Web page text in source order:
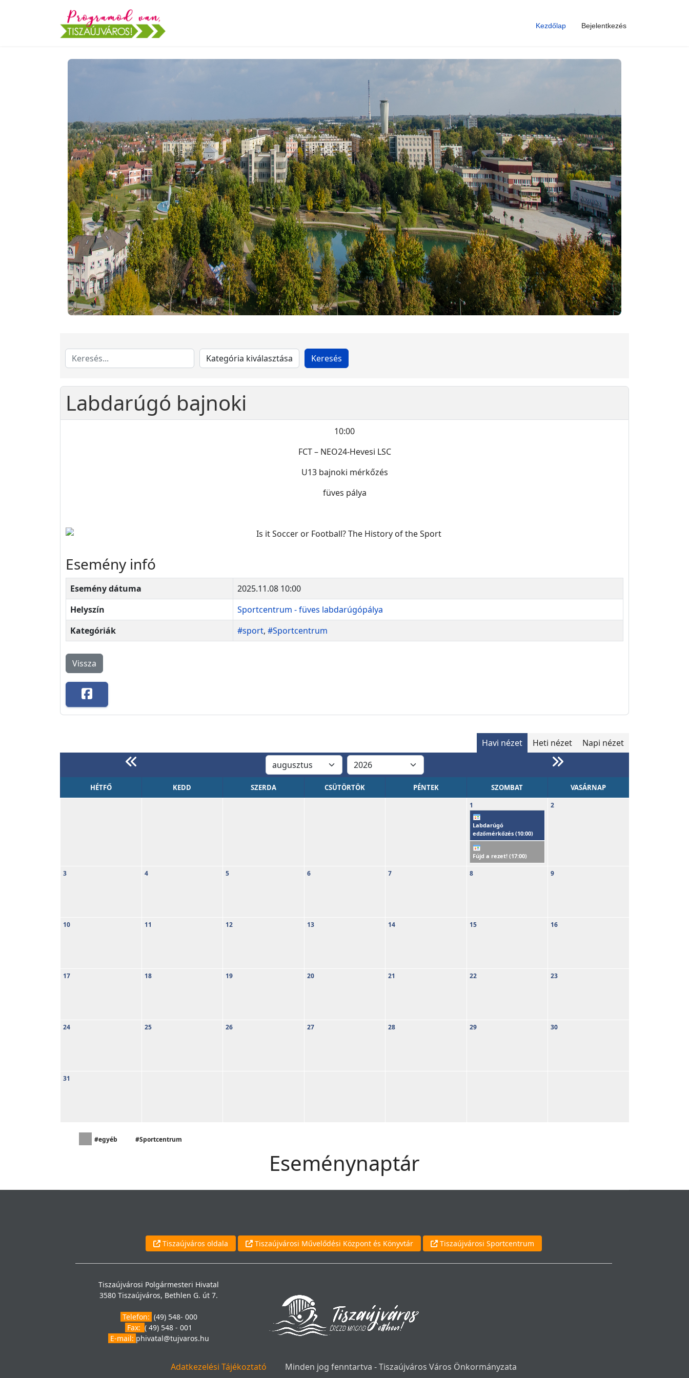
Kezdőlap Bejelentkezés
Labdarúgó bajnoki
10:00
FCT – NEO24-Hevesi LSC
U13 bajnoki mérkőzés
füves pálya
Esemény infó
Esemény dátuma
2025.11.08 10:00
Helyszín
Sportcentrum - füves labdarúgópálya
Kategóriák
#sport, #Sportcentrum
Vissza
Havi nézet Heti nézet Napi nézet
HÉTFŐ KEDD SZERDA CSÜTÖRTÖK PÉNTEK SZOMBAT VASÁRNAP
1
Labdarúgó
edzőmérkőzés (10:00)
Fújd a rezet! (17:00)
2
3 4 5 6 7 8 9
10 11 12 13 14 15 16
17 18 19 20 21 22 23
24 25 26 27 28 29 30
31
#egyéb #Sportcentrum
Eseménynaptár
Tiszaújváros oldala Tiszaújvárosi Művelődési Központ és Könyvtár Tiszaújvárosi Sportcentrum
Tiszaújvárosi Polgármesteri Hivatal
3580 Tiszaújváros, Bethlen G. út 7.
Telefon: (49) 548- 000
Fax:( 49) 548 - 001
E-mail: phivatal@tujvaros.hu
Adatkezelési Tájékoztató Minden jog fenntartva - Tiszaújváros Város Önkormányzata